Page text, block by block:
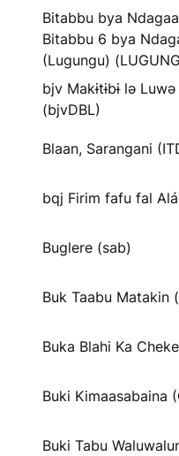
Bitabbu bya
Bitabbu 6 bya
(Lugungu)
bjv Makɨtɨbɨ lə
(bjvDBL)
Blaan, Sarangani
bqj Firim fafu fal
Buglere (sab)
Buk Taabu Matakin
Buka Blahi Ka
Buki Kimaasabaina
Buki Tabu